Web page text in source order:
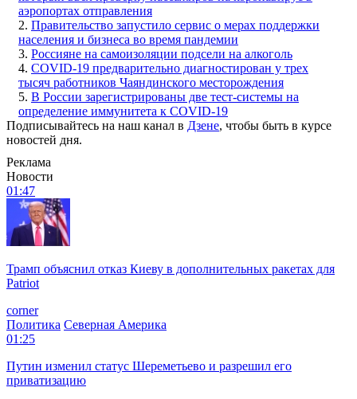
аэропортах отправления
2. Правительство запустило сервис о мерах поддержки
населения и бизнеса во время пандемии
3. Россияне на самоизоляции подсели на алкоголь
4. COVID-19 предварительно диагностирован у трех
тысяч работников Чаяндинского месторождения
5. В России зарегистрированы две тест-системы на
определение иммунитета к COVID-19
Подписывайтесь на наш канал в Дзене, чтобы быть в курсе
новостей дня.
Реклама
Новости
01:47
Трамп объяснил отказ Киеву в дополнительных ракетах для
Patriot
corner
Политика Северная Америка
01:25
Путин изменил статус Шереметьево и разрешил его
приватизацию